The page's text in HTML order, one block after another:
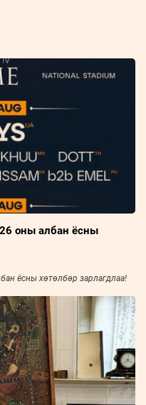
оны албан ёсны
ёсны хөтөлбөр зарлагдлаа!